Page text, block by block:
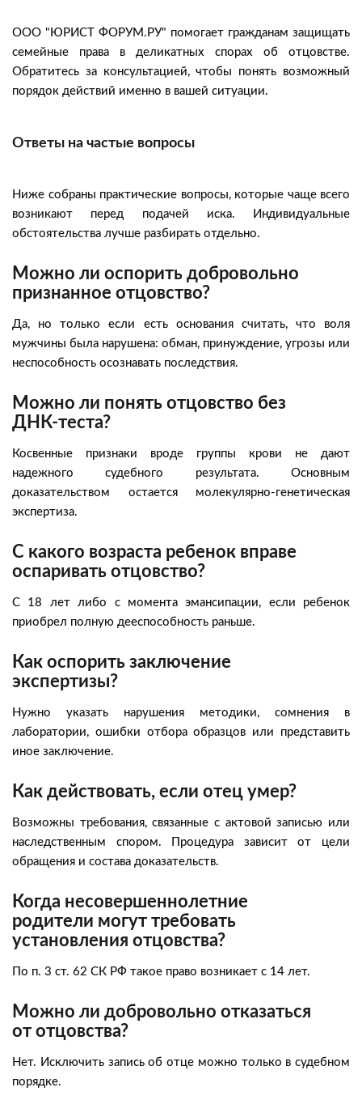
ООО "ЮРИСТ ФОРУМ.РУ" помогает гражданам защищать
семейные права в деликатных спорах об отцовстве.
Обратитесь за консультацией, чтобы понять возможный
порядок действий именно в вашей ситуации.
Ответы на частые вопросы
Ниже собраны практические вопросы, которые чаще всего
возникают перед подачей иска. Индивидуальные
обстоятельства лучше разбирать отдельно.
Можно ли оспорить добровольно
признанное отцовство?
Да, но только если есть основания считать, что воля
мужчины была нарушена: обман, принуждение, угрозы или
неспособность осознавать последствия.
Можно ли понять отцовство без
ДНК-теста?
Косвенные признаки вроде группы крови не дают
надежного судебного результата. Основным
доказательством остается молекулярно-генетическая
экспертиза.
С какого возраста ребенок вправе
оспаривать отцовство?
С 18 лет либо с момента эмансипации, если ребенок
приобрел полную дееспособность раньше.
Как оспорить заключение
экспертизы?
Нужно указать нарушения методики, сомнения в
лаборатории, ошибки отбора образцов или представить
иное заключение.
Как действовать, если отец умер?
Возможны требования, связанные с актовой записью или
наследственным спором. Процедура зависит от цели
обращения и состава доказательств.
Когда несовершеннолетние
родители могут требовать
установления отцовства?
По п. 3 ст. 62 СК РФ такое право возникает с 14 лет.
Можно ли добровольно отказаться
от отцовства?
Нет. Исключить запись об отце можно только в судебном
порядке.